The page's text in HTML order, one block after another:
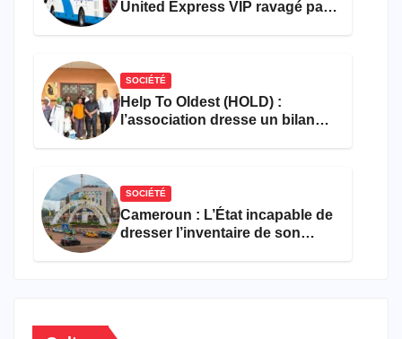
United Express VIP ravagé par
SOCIÉTÉ
Help To Oldest (HOLD) :
l’association dresse un bilan
SOCIÉTÉ
Cameroun : L’État incapable de
dresser l’inventaire de son